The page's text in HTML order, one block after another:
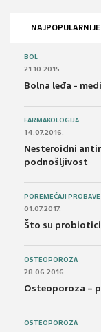
NAJPOPULARNIJE
BOL
21.10.2015.
Bolna leđa -
FARMAKOLOGIJA
14.07.2016.
Nesteroidni
podnošljivost
POREMEĆAJI PROBAVE
01.07.2017.
Što su probiotici
OSTEOPOROZA
28.06.2016.
Osteoporoza –
OSTEOPOROZA